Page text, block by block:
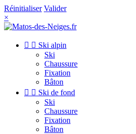
Réinitialiser Valider
×
  Ski alpin
Ski
Chaussure
Fixation
Bâton
  Ski de fond
Ski
Chaussure
Fixation
Bâton